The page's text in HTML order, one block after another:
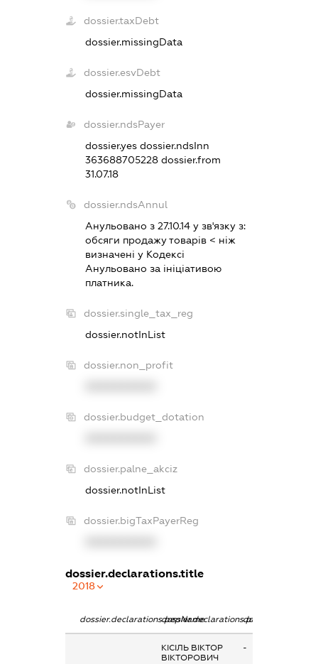
dossier.taxDebt
dossier.missingData
dossier.esvDebt
dossier.missingData
dossier.ndsPayer
dossier.yes dossier.ndsInn
363688705228 dossier.from
31.07.18
dossier.ndsAnnul
Анульовано з 27.10.14 у зв'язку з:
обсяги продажу товарiв < нiж
визначенi у Кодексi
Анульовано за iнiцiативою
платника.
dossier.single_tax_reg
dossier.notInList
dossier.non_profit
dossier.budget_dotation
dossier.palne_akciz
dossier.notInList
dossier.bigTaxPayerReg
dossier.declarations.title
2018
dossier.declarations.pepNamedossier.declarations.personName
КІСІЛЬ ВІКТОР
ВІКТОРОВИЧ
-